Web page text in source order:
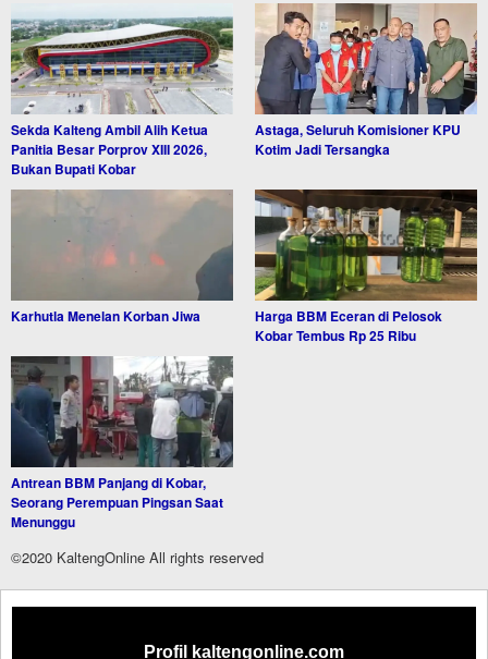
Sekda Kalteng Ambil Alih Ketua
Panitia Besar Porprov XIII 2026,
Bukan Bupati Kobar
Astaga, Seluruh Komisioner KPU
Kotim Jadi Tersangka
Karhutla Menelan Korban Jiwa
Harga BBM Eceran di Pelosok
Kobar Tembus Rp 25 Ribu
Antrean BBM Panjang di Kobar,
Seorang Perempuan Pingsan Saat
Menunggu
©2020 KaltengOnline All rights reserved
Profil kaltengonline.com